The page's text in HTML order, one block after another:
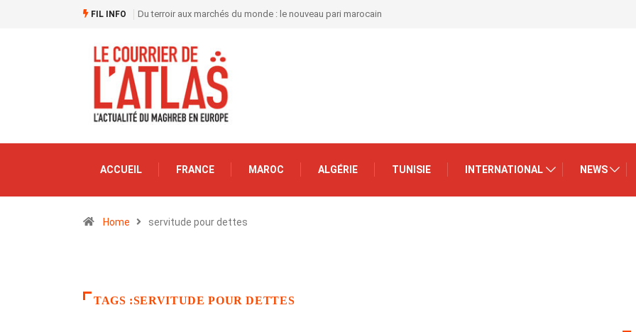
FIL INFO Du terroir aux marchés du monde : le nouveau pari marocain
ACCUEIL FRANCE MAROC ALGÉRIE TUNISIE INTERNATIONAL NEWS
Home servitude pour dettes
TAGS :SERVITUDE POUR DETTES